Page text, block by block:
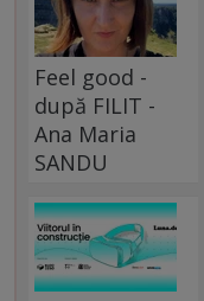
Feel good -
după FILIT -
Ana Maria
SANDU